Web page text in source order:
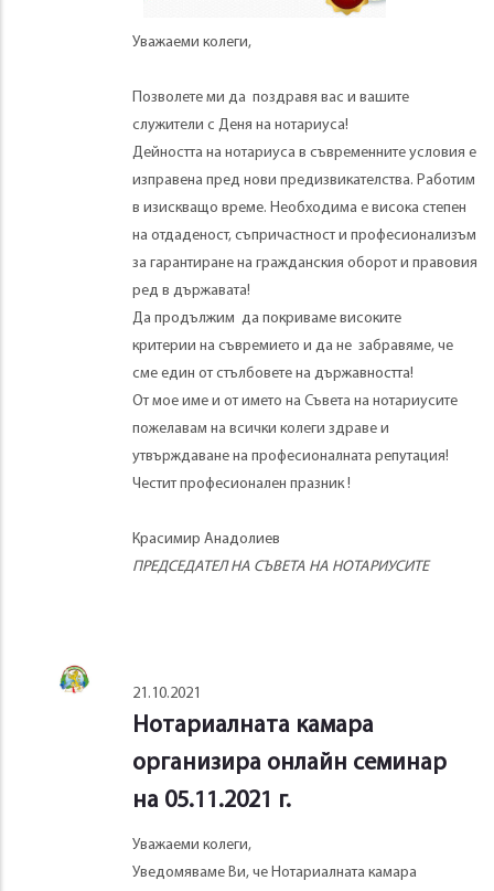
Уважаеми колеги,
Позволете ми да поздравя вас и вашите
служители с Деня на нотариуса!
Дейността на нотариуса в съвременните условия е
изправена пред нови предизвикателства. Работим
в изискващо време. Необходима е висока степен
на отдаденост, съпричастност и професионализъм
за гарантиране на гражданския оборот и правовия
ред в държавата!
Да продължим да покриваме високите
критерии на съвремието и да не забравяме, че
сме един от стълбовете на държавността!
От мое име и от името на Съвета на нотариусите
пожелавам на всички колеги здраве и
утвърждаване на професионалната репутация!
Честит професионален празник !
Красимир Анадолиев
ПРЕДСЕДАТЕЛ НА СЪВЕТА НА НОТАРИУСИТЕ
21.10.2021
Нотариалната камара
организира онлайн семинар
на 05.11.2021 г.
Уважаеми колеги,
Уведомяваме Ви, че Нотариалната камара